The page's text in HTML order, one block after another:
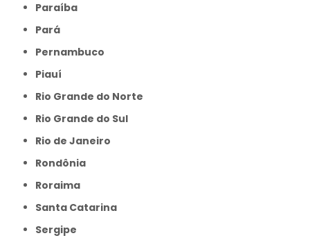
Paraíba
Pará
Pernambuco
Piauí
Rio Grande do Norte
Rio Grande do Sul
Rio de Janeiro
Rondônia
Roraima
Santa Catarina
Sergipe